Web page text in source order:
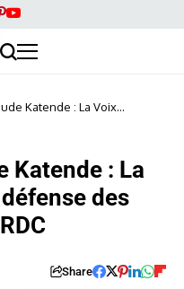
Katende : La Voix
Katende : La
des
Share